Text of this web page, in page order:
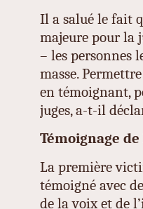
Il a salué le fait
majeure pour la
– les personnes
masse.
en témoignant,
juges, a-t-il
Témoignage
La première
témoigné avec
de la voix et de